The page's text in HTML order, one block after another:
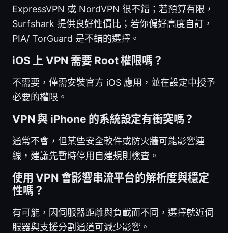
ExpressVPN 或 NordVPN 很不錯；若預算有限，
Surfshark 提供良好性價比；若你偏好高度自訂，
PIA/ TorGuard 是不錯的選擇。
iOS 上 VPN 需要 Root 權限嗎？
不需要，僅需安裝官方 iOS 應用，並在設定中授予
必要的權限。
VPN 與 iPhone 的系統設定有衝突嗎？
通常不會，但某些安全軟件或防火牆可能影響連
線，建議先暫時停用自建規則檢查。
使用 VPN 會影響串流平台的解析度與穩定
性嗎？
有可能，因伺服器距離與負載而不同，選擇就近伺
服器與支援分割通道可減少影響。